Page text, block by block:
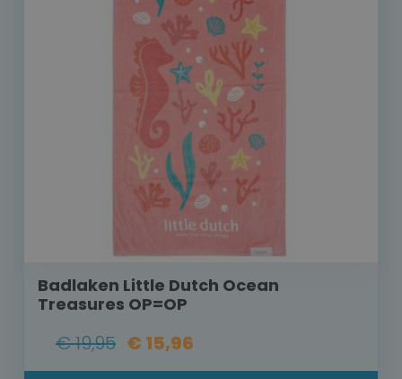
Badlaken Little Dutch Ocean
Treasures OP=OP
€ 19,95 € 15,96